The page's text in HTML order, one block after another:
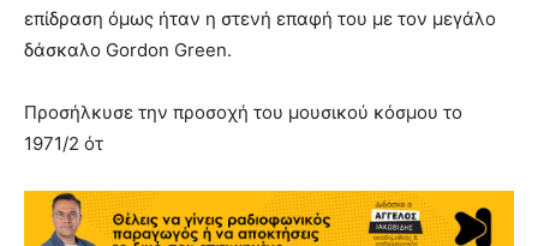
επίδραση όμως ήταν η στενή επαφή του με τον μεγάλο
δάσκαλο Gordon Green.
Προσήλκυσε την προσοχή του μουσικού κόσμου το
1971/2 ότ